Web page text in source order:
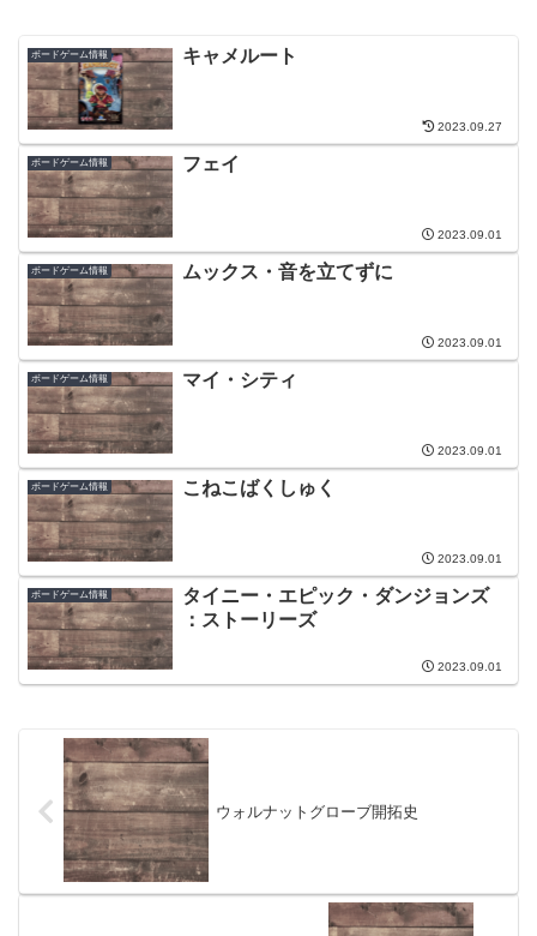
ボードゲーム情報 キャメルート
2023.09.27
ボードゲーム情報 フェイ
2023.09.01
ボードゲーム情報 ムックス・音を立てずに
2023.09.01
ボードゲーム情報 マイ・シティ
2023.09.01
ボードゲーム情報 こねこばくしゅく
2023.09.01
ボードゲーム情報
タイニー・エピック・ダンジョンズ
：ストーリーズ
2023.09.01
ウォルナットグローブ開拓史